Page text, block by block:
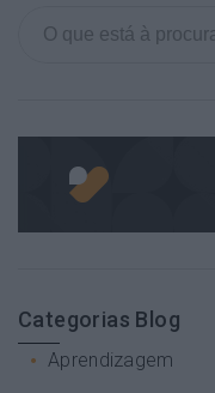
Categorias Blog
Aprendizagem